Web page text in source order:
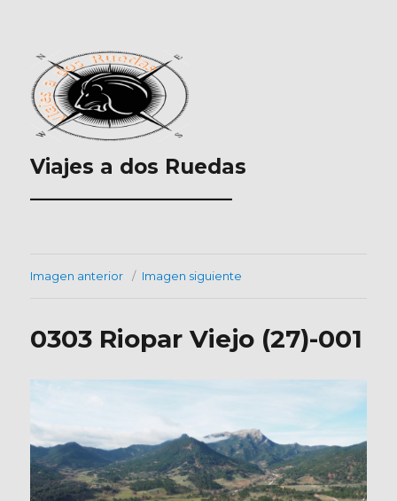
Viajes a dos Ruedas
___________________
Imagen anterior Imagen siguiente
0303 Riopar Viejo (27)-001